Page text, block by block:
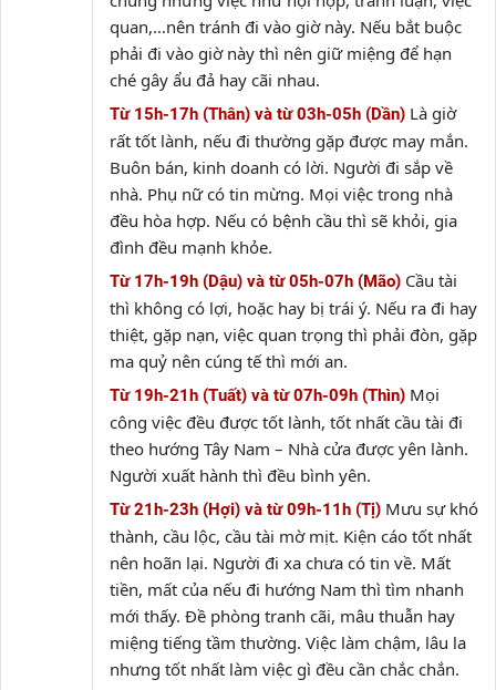
quan,…nên tránh đi vào giờ này. Nếu bắt buộc
phải đi vào giờ này thì nên giữ miệng để hạn
ché gây ẩu đả hay cãi nhau.
Từ 15h-17h (Thân) và từ 03h-05h (Dần) Là giờ
rất tốt lành, nếu đi thường gặp được may mắn.
Buôn bán, kinh doanh có lời. Người đi sắp về
nhà. Phụ nữ có tin mừng. Mọi việc trong nhà
đều hòa hợp. Nếu có bệnh cầu thì sẽ khỏi, gia
đình đều mạnh khỏe.
Từ 17h-19h (Dậu) và từ 05h-07h (Mão) Cầu tài
thì không có lợi, hoặc hay bị trái ý. Nếu ra đi hay
thiệt, gặp nạn, việc quan trọng thì phải đòn, gặp
ma quỷ nên cúng tế thì mới an.
Từ 19h-21h (Tuất) và từ 07h-09h (Thìn) Mọi
công việc đều được tốt lành, tốt nhất cầu tài đi
theo hướng Tây Nam – Nhà cửa được yên lành.
Người xuất hành thì đều bình yên.
Từ 21h-23h (Hợi) và từ 09h-11h (Tị) Mưu sự khó
thành, cầu lộc, cầu tài mờ mịt. Kiện cáo tốt nhất
nên hoãn lại. Người đi xa chưa có tin về. Mất
tiền, mất của nếu đi hướng Nam thì tìm nhanh
mới thấy. Đề phòng tranh cãi, mâu thuẫn hay
miệng tiếng tầm thường. Việc làm chậm, lâu la
nhưng tốt nhất làm việc gì đều cần chắc chắn.